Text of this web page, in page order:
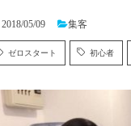
2018/05/09 集客
ゼロスタート 初心者